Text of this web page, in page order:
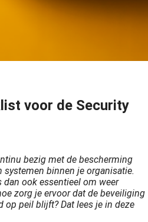
voor de Security
bezig met de bescherming
binnen je organisatie.
dan ook essentieel om weer
zorg je ervoor dat de beveiliging
peil blijft? Dat lees je in deze